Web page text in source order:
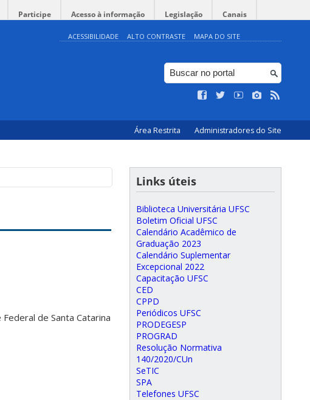
Participe Acesso à informação Legislação Canais
ACESSIBILIDADE ALTO CONTRASTE MAPA DO SITE
Área Restrita Administradores do Site
de Santa Catarina
Links úteis
Biblioteca Universitária UFSC
Boletim Oficial UFSC
Calendário Acadêmico de
Graduação 2023
Calendário Suplementar
Excepcional 2022
Capacitação UFSC
CED
CPPD
Periódicos UFSC
PRODEGESP
PROGRAD
Resolução Normativa
140/2020/CUn
SeTIC
SPA
Telefones UFSC